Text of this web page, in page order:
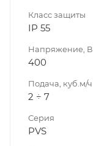
Класс защиты
IP 55
Напряжение, В
400
Подача, куб.м/ч
2 ÷ 7
Серия
PVS